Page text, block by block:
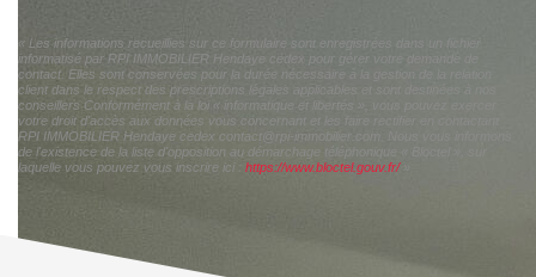
« Les informations recueillies sur ce formulaire sont enregistrées dans un fichier
informatisé par RPI IMMOBILIER Hendaye cedex pour gérer votre demande de
contact. Elles sont conservées pour la durée nécessaire à la gestion de la relation
client dans le respect des prescriptions légales applicables et sont destinées à nos
conseillers Conformément à la loi « informatique et libertés », vous pouvez exercer
votre droit d'accès aux données vous concernant et les faire rectifier en contactant
RPI IMMOBILIER Hendaye cedex contact@rpi-immobilier.com. Nous vous informons
de l'existence de la liste d'opposition au démarchage téléphonique « Bloctel », sur
laquelle vous pouvez vous inscrire ici : https://www.bloctel.gouv.fr/»